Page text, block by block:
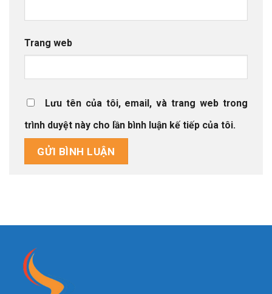
Trang web
Lưu tên của tôi, email, và trang web trong
trình duyệt này cho lần bình luận kế tiếp của tôi.